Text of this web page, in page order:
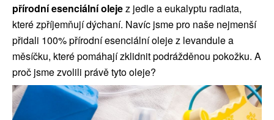
přírodníesenciální olejez jedle a eukalyptu radiata,
které zpříjemňují dýchaní. Navíc jsme pro naše nejmenší
přidali 100% přírodní esenciální oleje z levandule a
měsíčku, které pomáhají zklidnit podrážděnou pokožku. A
proč jsme zvolili právě tyto oleje?